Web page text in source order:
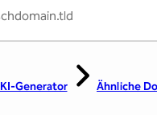
KI-Generator Ähnliche